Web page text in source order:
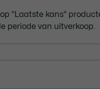
"Laatste kans"
periode van uitverkoop.